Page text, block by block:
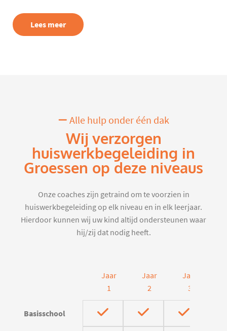
Lees meer
Alle hulp onder één dak
Wij verzorgen
huiswerkbegeleiding in
Groessen op deze niveaus
Onze coaches zijn getraind om te voorzien in
huiswerkbegeleiding op elk niveau en in elk leerjaar.
Hierdoor kunnen wij uw kind altijd ondersteunen waar
hij/zij dat nodig heeft.
Jaar
1
Jaar
2
Jaar
3
Basisschool